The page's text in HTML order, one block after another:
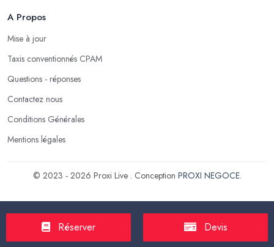
A Propos
Mise à jour
Taxis conventionnés CPAM
Questions - réponses
Contactez nous
Conditions Générales
Mentions légales
© 2023 - 2026 Proxi Live . Conception PROXI NEGOCE.
Réserver Devis